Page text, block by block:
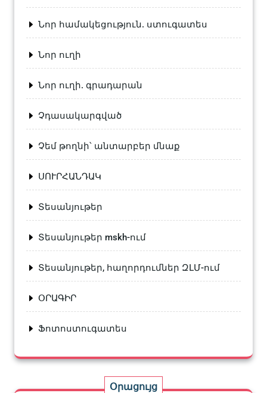
Նոր համակեցություն. ստուգատես
Նոր ուղի
Նոր ուղի. գրադարան
Չդասակարգված
Չեմ թողնի՝ անտարբեր մնաք
ՍՈՒՐՀԱՆԴԱԿ
Տեսանյութեր
Տեսանյութեր mskh-ում
Տեսանյութեր, հաղորդումներ ԶԼՄ-ում
ՕՐԱԳԻՐ
Ֆոտոստուգատես
Օրացույց